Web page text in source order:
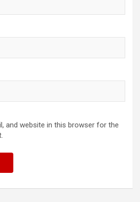
and website in this browser for the